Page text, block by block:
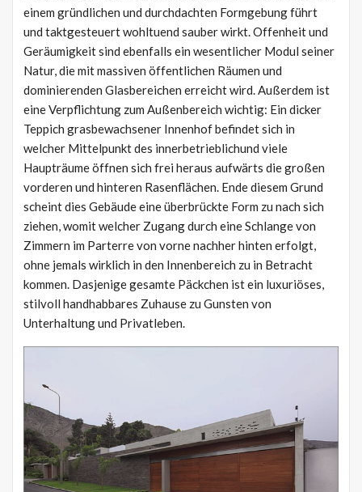
einem gründlichen und durchdachten Formgebung führt
und taktgesteuert wohltuend sauber wirkt. Offenheit und
Geräumigkeit sind ebenfalls ein wesentlicher Modul seiner
Natur, die mit massiven öffentlichen Räumen und
dominierenden Glasbereichen erreicht wird. Außerdem ist
eine Verpflichtung zum Außenbereich wichtig: Ein dicker
Teppich grasbewachsener Innenhof befindet sich in
welcher Mittelpunkt des innerbetrieblichund viele
Haupträume öffnen sich frei heraus aufwärts die großen
vorderen und hinteren Rasenflächen. Ende diesem Grund
scheint dies Gebäude eine überbrückte Form zu nach sich
ziehen, womit welcher Zugang durch eine Schlange von
Zimmern im Parterre von vorne nachher hinten erfolgt,
ohne jemals wirklich in den Innenbereich zu in Betracht
kommen. Dasjenige gesamte Päckchen ist ein luxuriöses,
stilvoll handhabbares Zuhause zu Gunsten von
Unterhaltung und Privatleben.